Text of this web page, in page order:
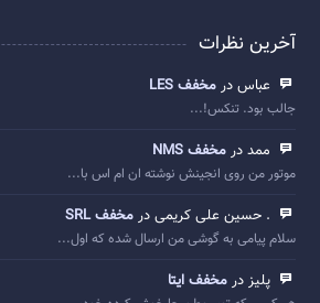
آخرین نظرات
عباس در مخفف LES
جالب بود. تنکس!...
ممد در مخفف NMS
موتور من روی انجینش نوشته ان ام اس با...
. حسین علی کریمی در مخفف SRL
سلام پیامی به گوشی من ارسال شده که اول...
پلیز در مخفف ایتا